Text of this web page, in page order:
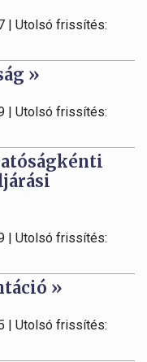
| Utolsó frissítés:
»
| Utolsó frissítés:
| Utolsó frissítés:
»
| Utolsó frissítés: